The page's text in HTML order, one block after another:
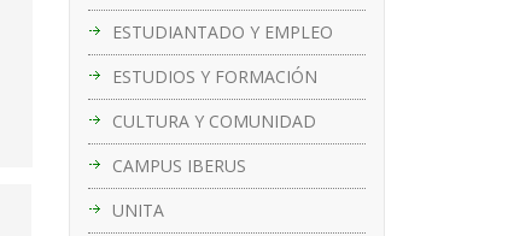
ESTUDIANTADO Y EMPLEO
ESTUDIOS Y FORMACIÓN
CULTURA Y COMUNIDAD
CAMPUS IBERUS
UNITA